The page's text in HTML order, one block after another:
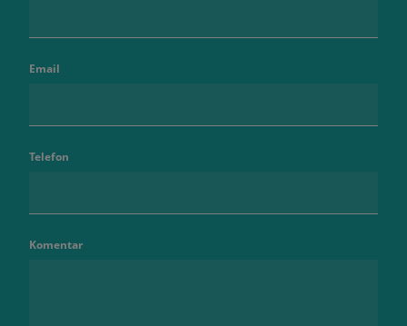
Email
Telefon
Komentar